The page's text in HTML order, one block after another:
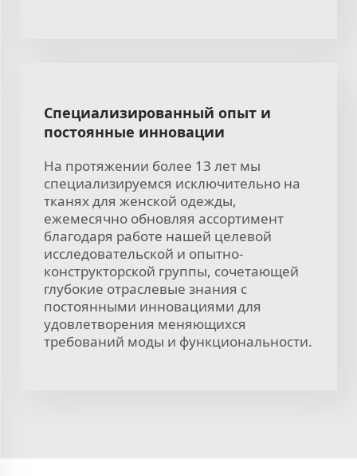
Специализированный опыт и
постоянные инновации
На протяжении более 13 лет мы
специализируемся исключительно на
тканях для женской одежды,
ежемесячно обновляя ассортимент
благодаря работе нашей целевой
исследовательской и опытно-
конструкторской группы, сочетающей
глубокие отраслевые знания с
постоянными инновациями для
удовлетворения меняющихся
требований моды и функциональности.